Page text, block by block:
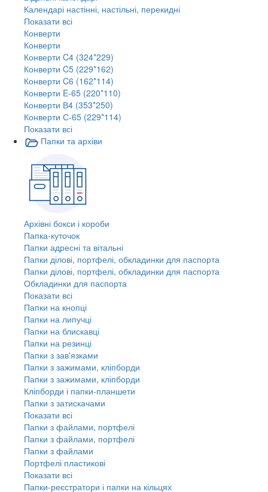
Календарі настінні, настільні, перекидні
Показати всі
Конверти
Конверти
Конверти C4 (324*229)
Конверти C5 (229*162)
Конверти C6 (162*114)
Конверти E-65 (220*110)
Конверти В4 (353*250)
Конверти С-65 (229*114)
Показати всі
Папки та архіви
Архівні бокси і короби
Папка-куточок
Папки адресні та вітальні
Папки ділові, портфелі, обкладинки для паспорта
Папки ділові, портфелі, обкладинки для паспорта
Обкладинки для паспорта
Показати всі
Папки на кнопці
Папки на липучці
Папки на блискавці
Папки на резинці
Папки з зав'язками
Папки з зажимами, кліпборди
Папки з зажимами, кліпборди
Кліпборди і папки-планшети
Папки з затискачами
Показати всі
Папки з файлами, портфелі
Папки з файлами, портфелі
Папки з файлами
Портфелі пластикові
Показати всі
Папки-реєстратори і папки на кільцях